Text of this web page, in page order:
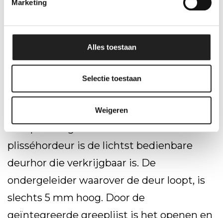
Marketing
Alles toestaan
Selectie toestaan
Weigeren
Gebruiksvriendelijk
De op maat gemaakte Novus®
plisséhordeur is de lichtst bedienbare
deurhor die verkrijgbaar is. De
ondergeleider waarover de deur loopt, is
slechts 5 mm hoog. Door de
geïntegreerde greeplijst is het openen en